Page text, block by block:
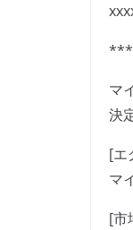
***
マ
決
[エ
マ
[市